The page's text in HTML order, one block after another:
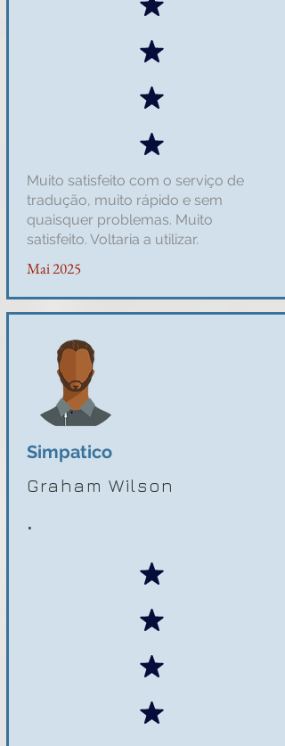
Muito satisfeito com o serviço de
tradução, muito rápido e sem
quaisquer problemas. Muito
satisfeito. Voltaria a utilizar.
Mai 2025
Simpatico
Graham Wilson
.